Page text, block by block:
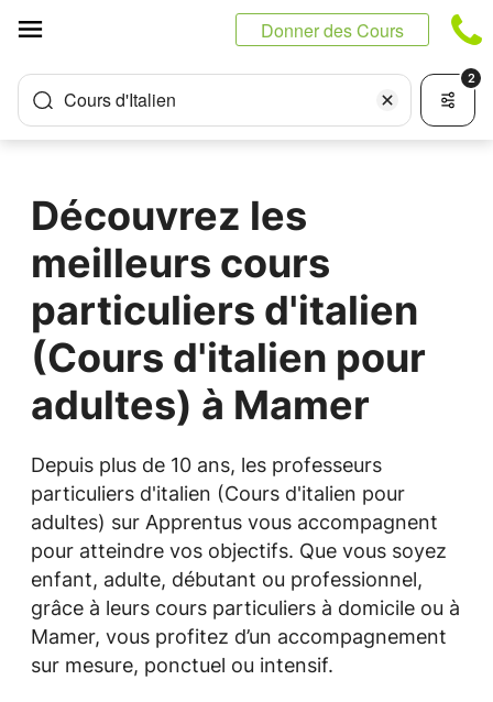
Donner des Cours
Cours d'Italien
2
Découvrez les
meilleurs cours
particuliers d'italien
(Cours d'italien pour
adultes) à Mamer
Depuis plus de 10 ans, les professeurs
particuliers d'italien (Cours d'italien pour
adultes) sur Apprentus vous accompagnent
pour atteindre vos objectifs. Que vous soyez
enfant, adulte, débutant ou professionnel,
grâce à leurs cours particuliers à domicile ou à
Mamer, vous profitez d’un accompagnement
sur mesure, ponctuel ou intensif.